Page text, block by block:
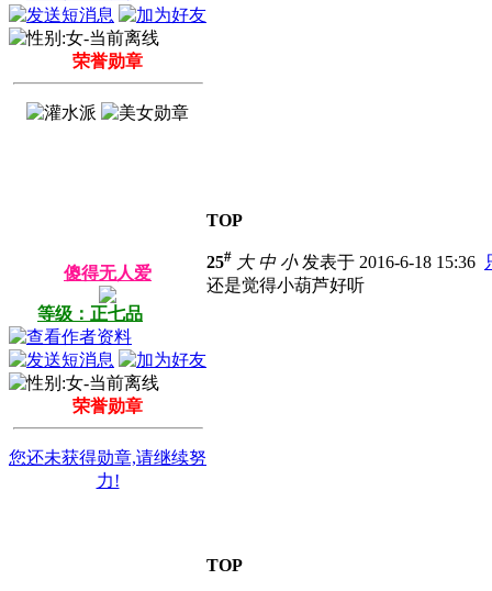
荣誉勋章
TOP
傻得无人爱
等级：正七品
荣誉勋章
您还未获得勋章,请继续努
力!
25# 大 中 小发表于 2016-6-18 15:36
还是觉得小葫芦好听
TOP